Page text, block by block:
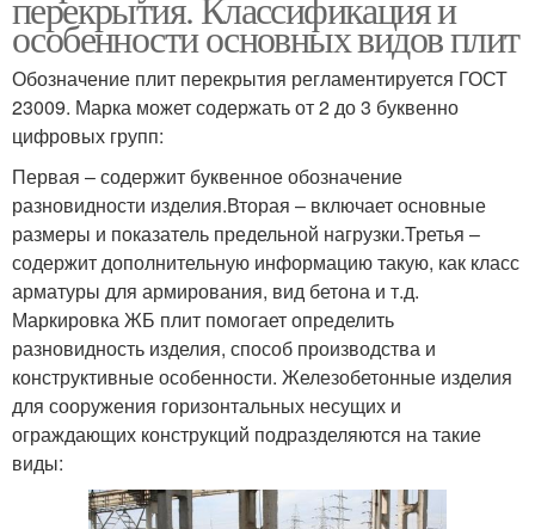
особенности основных видов плит
Обозначение плит перекрытия регламентируется ГОСТ
23009. Марка может содержать от 2 до 3 буквенно
цифровых групп:
Первая – содержит буквенное обозначение
разновидности изделия.Вторая – включает основные
размеры и показатель предельной нагрузки.Третья –
содержит дополнительную информацию такую, как класс
арматуры для армирования, вид бетона и т.д.
Маркировка ЖБ плит помогает определить
разновидность изделия, способ производства и
конструктивные особенности. Железобетонные изделия
для сооружения горизонтальных несущих и
ограждающих конструкций подразделяются на такие
виды: